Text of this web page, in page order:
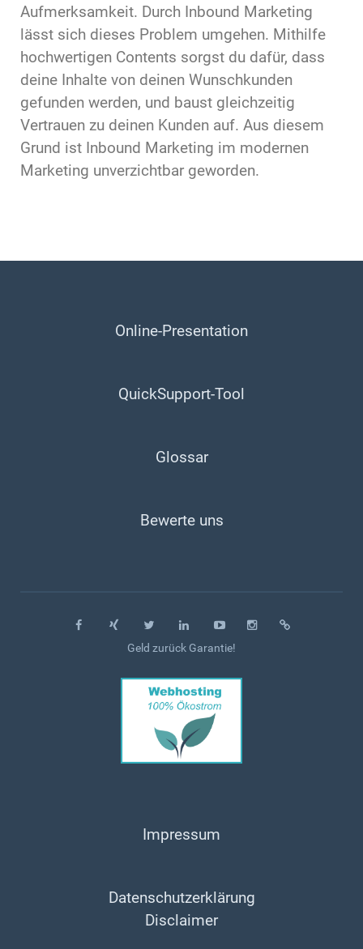
Aufmerksamkeit. Durch Inbound Marketing
lässt sich dieses Problem umgehen. Mithilfe
hochwertigen Contents sorgst du dafür, dass
deine Inhalte von deinen Wunschkunden
gefunden werden, und baust gleichzeitig
Vertrauen zu deinen Kunden auf. Aus diesem
Grund ist Inbound Marketing im modernen
Marketing unverzichtbar geworden.
Online-Presentation
QuickSupport-Tool
Glossar
Bewerte uns
Geld zurück Garantie!
Impressum
Datenschutzerklärung
Disclaimer